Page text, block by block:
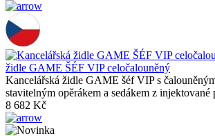
židle GAME ŠÉF VIP celočalouněný
Kancelářská židle GAME šéf VIP s
stavitelným opěrákem a sedákem z injektované
8 682 Kč